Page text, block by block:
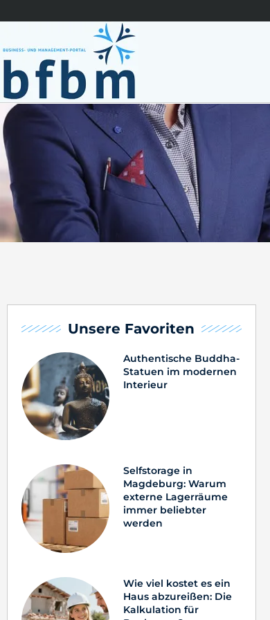
Unsere Favoriten
Authentische Buddha-
Statuen im modernen
Interieur
Selfstorage in
Magdeburg: Warum
externe Lagerräume
immer beliebter
werden
Wie viel kostet es ein
Haus abzureißen: Die
Kalkulation für